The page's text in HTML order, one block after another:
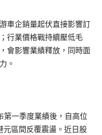
車企銷量起伏直接影響訂
行業價格戰持續壓低毛
會影響業績釋放，同時面
。
第一季度業績後，自高位
元區間反覆震盪。近日股